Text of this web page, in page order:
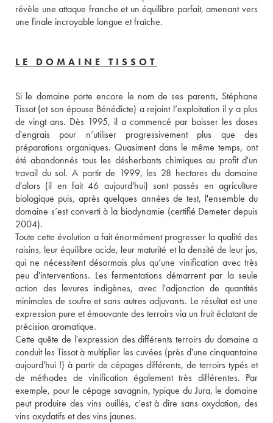
révèle une attaque franche et un équilibre parfait, amenant vers
une finale incroyable longue et fraîche.
LE DOMAINE TISSOT
Si le domaine porte encore le nom de ses parents, Stéphane
Tissot (et son épouse Bénédicte) a rejoint l’exploitation il y a plus
de vingt ans. Dès 1995, il a commencé par baisser les doses
d'engrais pour n’utiliser progressivement plus que des
préparations organiques. Quasiment dans le même temps, ont
été abandonnés tous les désherbants chimiques au profit d'un
travail du sol. A partir de 1999, les 28 hectares du domaine
d'alors (il en fait 46 aujourd'hui) sont passés en agriculture
biologique puis, après quelques années de test, l'ensemble du
domaine s’est converti à la biodynamie (certifié Demeter depuis
2004).
Toute cette évolution a fait énormément progresser la qualité des
raisins, leur équilibre acide, leur maturité et la densité de leur jus,
qui ne nécessitent désormais plus qu’une vinification avec très
peu d'interventions. Les fermentations démarrent par la seule
action des levures indigènes, avec l'adjonction de quantités
minimales de soufre et sans autres adjuvants. Le résultat est une
expression pure et émouvante des terroirs via un fruit éclatant de
précision aromatique.
Cette quête de l'expression des différents terroirs du domaine a
conduit les Tissot à multiplier les cuvées (près d'une cinquantaine
aujourd'hui !) à partir de cépages différents, de terroirs typés et
de méthodes de vinification également très différentes. Par
exemple, pour le cépage savagnin, typique du Jura, le domaine
peut produire des vins ouillés, c'est à dire sans oxydation, des
vins oxydatifs et des vins jaunes.